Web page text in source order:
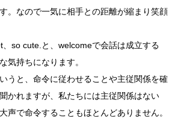
。なので一気に相手との距離が縮まり笑顔
so cute.と、welcomeで会話は成立する
気持ちになります。
うと、命令に従わせることや主従関係を確
かれますが、私たちには主従関係はない
声で命令することもほとんどありません。